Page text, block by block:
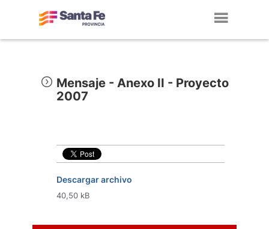
Mensaje - Anexo II - Proyecto
2007
Descargar archivo
40,50 kB